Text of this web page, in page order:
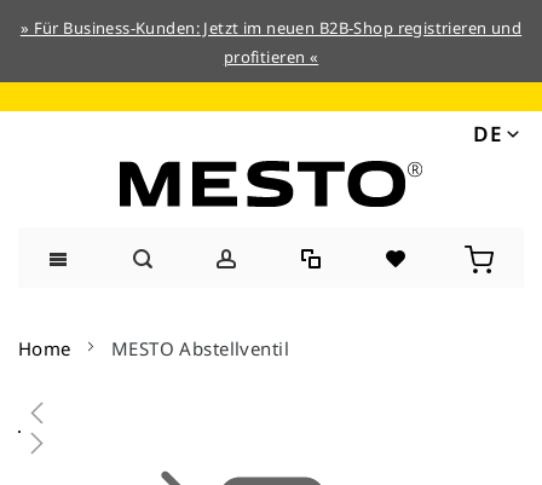
» Für Business-Kunden: Jetzt im neuen B2B-Shop registrieren und
profitieren «
DE
Inhalt
Home MESTO Abstellventil
Zum
Ende